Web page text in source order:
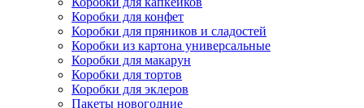
Коробки для конфет
Коробки для пряников и сладостей
Коробки из картона универсальные
Коробки для макарун
Коробки для тортов
Коробки для эклеров
Пакеты новогодние